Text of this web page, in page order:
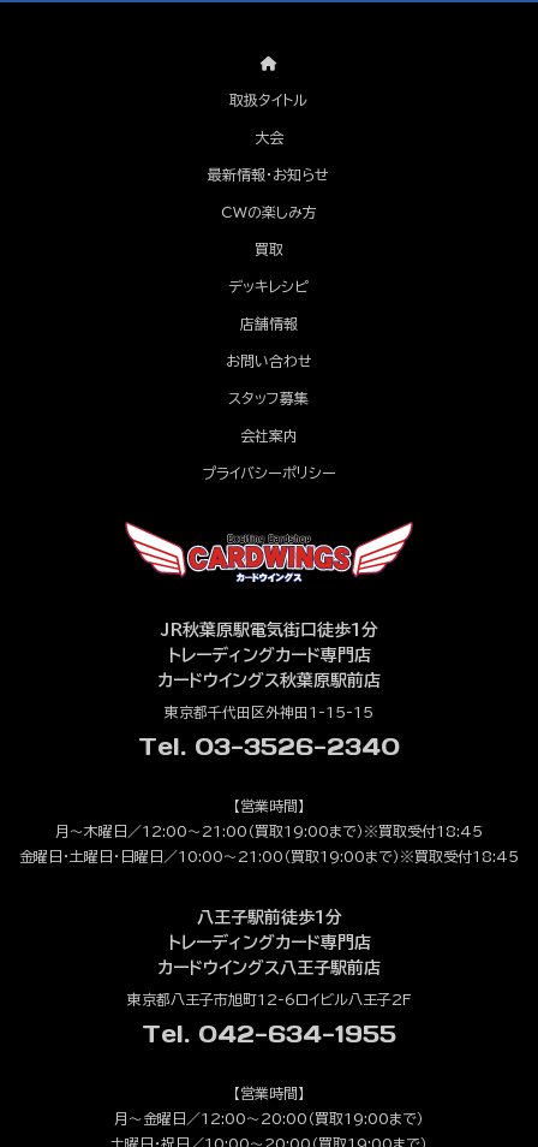
取扱タイトル
大会
最新情報・お知らせ
CWの楽しみ方
買取
デッキレシピ
店舗情報
お問い合わせ
スタッフ募集
会社案内
プライバシーポリシー
JR秋葉原駅電気街口徒歩1分
トレーディングカード専門店
カードウイングス秋葉原駅前店
東京都千代田区外神田1-15-15
Tel. 03-3526-2340
【営業時間】
月～木曜日／12:00～21:00（買取19:00まで）※買取受付18:45
金曜日・土曜日・日曜日／10:00～21:00（買取19:00まで）※買取受付18:45
八王子駅前徒歩1分
トレーディングカード専門店
カードウイングス八王子駅前店
東京都八王子市旭町12-6ロイビル八王子2F
Tel. 042-634-1955
【営業時間】
月～金曜日／12:00～20:00（買取19:00まで）
土曜日・祝日／10:00～20:00（買取19:00まで）